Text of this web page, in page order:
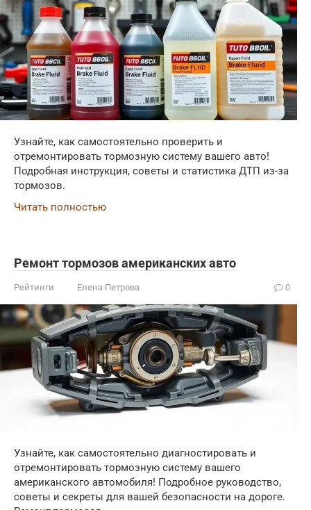
Узнайте, как самостоятельно проверить и
отремонтировать тормозную систему вашего авто!
Подробная инструкция, советы и статистика ДТП из-за
тормозов.
Читать полностью
Ремонт тормозов американских авто
Рейтинги Елена Петрова 0
Узнайте, как самостоятельно диагностировать и
отремонтировать тормозную систему вашего
американского автомобиля! Подробное руководство,
советы и секреты для вашей безопасности на дороге.